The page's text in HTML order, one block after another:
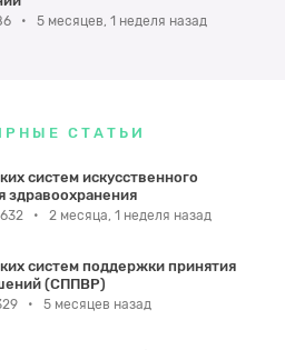
• 5 месяцев, 1 неделя назад
СТАТЬИ
систем искусственного
здравоохранения
• 2 месяца, 1 неделя назад
систем поддержки принятия
(СППВР)
• 5 месяцев назад